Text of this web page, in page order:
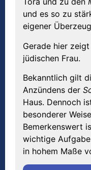
und es so zu
eigener
Gerade hier
jüdischen Frau.
Bekanntlich gilt
Anzündens der
Haus. Dennoch
besonderer
Bemerkenswert
wichtige
in hohem Maße